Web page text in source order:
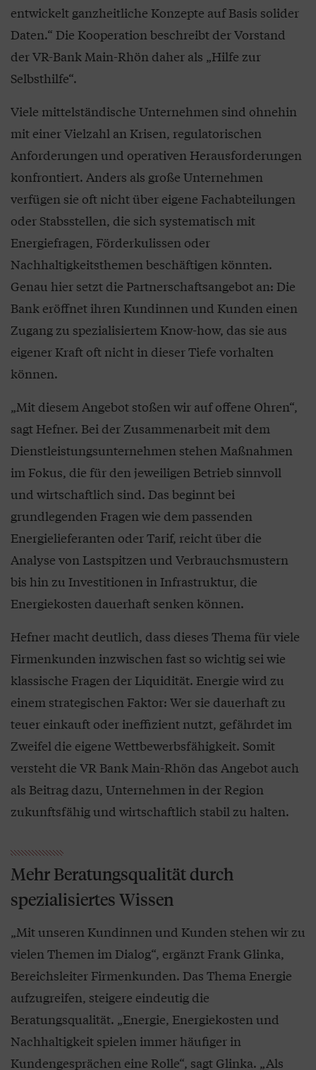
entwickelt ganzheitliche Konzepte auf Basis solider
Daten.“ Die Kooperation beschreibt der Vorstand
der VR-Bank Main-Rhön daher als „Hilfe zur
Selbsthilfe“.
Viele mittelständische Unternehmen sind ohnehin
mit einer Vielzahl an Krisen, regulatorischen
Anforderungen und operativen Herausforderungen
konfrontiert. Anders als große Unternehmen
verfügen sie oft nicht über eigene Fachabteilungen
oder Stabsstellen, die sich systematisch mit
Energiefragen, Förderkulissen oder
Nachhaltigkeitsthemen beschäftigen könnten.
Genau hier setzt die Partnerschaftsangebot an: Die
Bank eröffnet ihren Kundinnen und Kunden einen
Zugang zu spezialisiertem Know-how, das sie aus
eigener Kraft oft nicht in dieser Tiefe vorhalten
können.
„Mit diesem Angebot stoßen wir auf offene Ohren“,
sagt Hefner. Bei der Zusammenarbeit mit dem
Dienstleistungsunternehmen stehen Maßnahmen
im Fokus, die für den jeweiligen Betrieb sinnvoll
und wirtschaftlich sind. Das beginnt bei
grundlegenden Fragen wie dem passenden
Energielieferanten oder Tarif, reicht über die
Analyse von Lastspitzen und Verbrauchsmustern
bis hin zu Investitionen in Infrastruktur, die
Energiekosten dauerhaft senken können.
Hefner macht deutlich, dass dieses Thema für viele
Firmenkunden inzwischen fast so wichtig sei wie
klassische Fragen der Liquidität. Energie wird zu
einem strategischen Faktor: Wer sie dauerhaft zu
teuer einkauft oder ineffizient nutzt, gefährdet im
Zweifel die eigene Wettbewerbsfähigkeit. Somit
versteht die VR Bank Main-Rhön das Angebot auch
als Beitrag dazu, Unternehmen in der Region
zukunftsfähig und wirtschaftlich stabil zu halten.
Mehr Beratungsqualität durch
spezialisiertes Wissen
„Mit unseren Kundinnen und Kunden stehen wir zu
vielen Themen im Dialog“, ergänzt Frank Glinka,
Bereichsleiter Firmenkunden. Das Thema Energie
aufzugreifen, steigere eindeutig die
Beratungsqualität. „Energie, Energiekosten und
Nachhaltigkeit spielen immer häufiger in
Kundengesprächen eine Rolle“, sagt Glinka. „Als